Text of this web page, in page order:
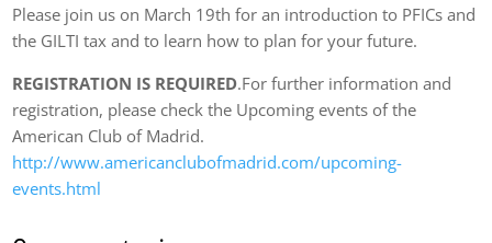
Please join us on March 19th for an introduction to PFICs and
the GILTI tax and to learn how to plan for your future.
REGISTRATION IS REQUIRED.For further information and
registration, please check the Upcoming events of the
American Club of Madrid.
http://www.americanclubofmadrid.com/upcoming-
events.html